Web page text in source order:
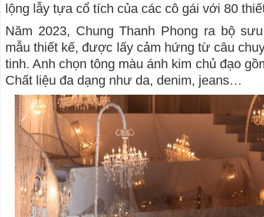
lộng lẫy tựa cổ tích của các cô gái với 80
Năm 2023, Chung Thanh Phong ra bộ
mẫu thiết kế, được lấy cảm hứng từ câu
tinh. Anh chọn tông màu ánh kim chủ đạo
Chất liệu đa dạng như da, denim, jeans…